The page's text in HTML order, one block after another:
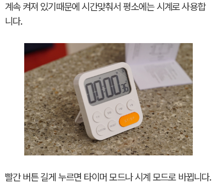
계속 켜져 있기때문에 시간맞춰서 평소에는 시계로 사용합
니다.
빨간 버튼 길게 누르면 타이머 모드나 시계 모드로 바뀝니다.